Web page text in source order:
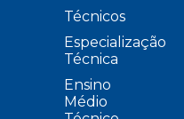
Técnicos
Especialização
Técnica
Ensino
Médio